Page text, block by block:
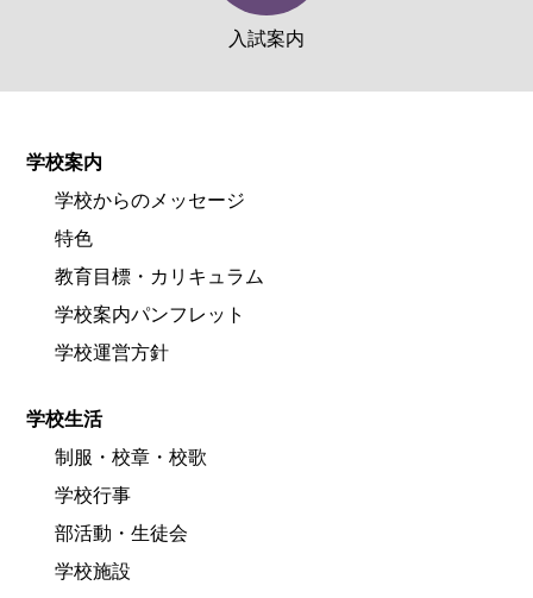
入試案内
学校案内
学校からのメッセージ
特色
教育目標・カリキュラム
学校案内パンフレット
学校運営方針
学校生活
制服・校章・校歌
学校行事
部活動・生徒会
学校施設